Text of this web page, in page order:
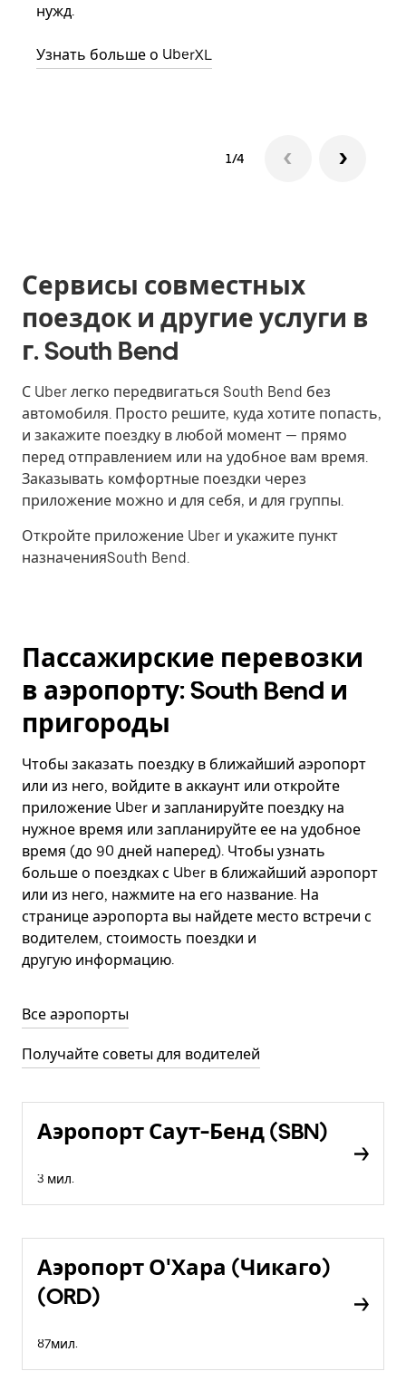
нужд.
Узнать больше о UberXL
1/4
Сервисы совместных
поездок и другие услуги в
г. South Bend
С Uber легко передвигаться South Bend без
автомобиля. Просто решите, куда хотите попасть,
и закажите поездку в любой момент — прямо
перед отправлением или на удобное вам время.
Заказывать комфортные поездки через
приложение можно и для себя, и для группы.
Откройте приложение Uber и укажите пункт
назначенияSouth Bend.
Пассажирские перевозки
в аэропорту: South Bend и
пригороды
Чтобы заказать поездку в ближайший аэропорт
или из него, войдите в аккаунт или откройте
приложение Uber и запланируйте поездку на
нужное время или запланируйте ее на удобное
время (до 90 дней наперед). Чтобы узнать
больше о поездках с Uber в ближайший аэропорт
или из него, нажмите на его название. На
странице аэропорта вы найдете место встречи с
водителем, стоимость поездки и
другую информацию.
Все аэропорты
Получайте советы для водителей
Аэропорт Саут-Бенд (SBN)
3 мил.
Аэропорт О'Хара (Чикаго)
(ORD)
87мил.